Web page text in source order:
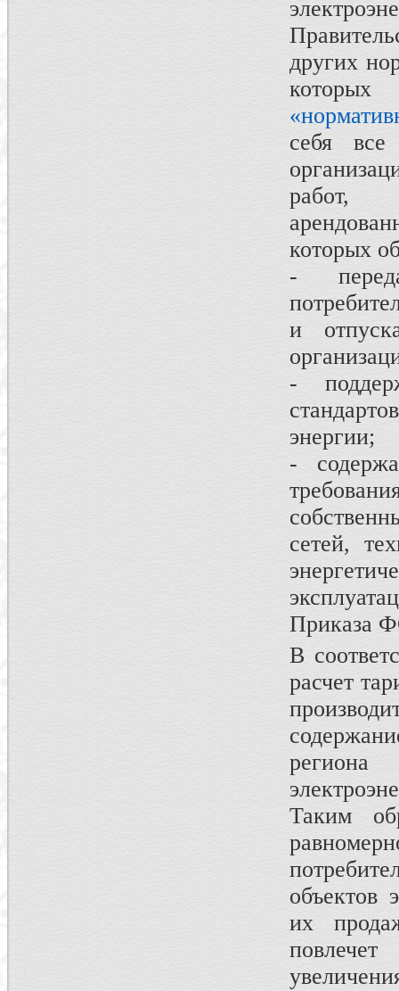
других
себя все
работ,
которых
-
и
-
энергии;
-
сетей,
Приказа
В
расчет
Таким
объектов
их